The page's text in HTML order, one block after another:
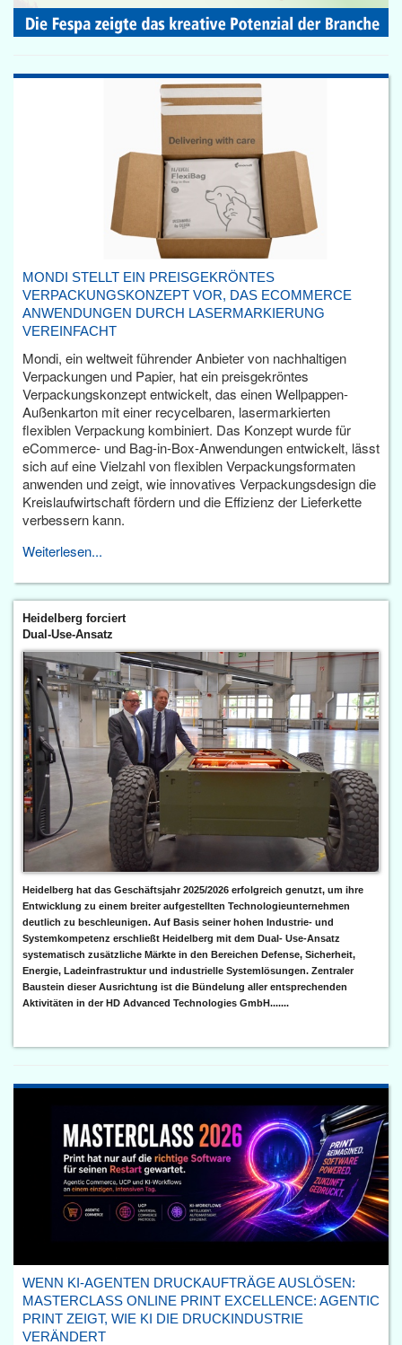
MONDI STELLT EIN PREISGEKRÖNTES
VERPACKUNGSKONZEPT VOR, DAS ECOMMERCE
ANWENDUNGEN DURCH LASERMARKIERUNG
VEREINFACHT
Mondi, ein weltweit führender Anbieter von nachhaltigen
Verpackungen und Papier, hat ein preisgekröntes
Verpackungskonzept entwickelt, das einen Wellpappen-
Außenkarton mit einer recycelbaren, lasermarkierten
flexiblen Verpackung kombiniert. Das Konzept wurde für
eCommerce- und Bag-in-Box-Anwendungen entwickelt, lässt
sich auf eine Vielzahl von flexiblen Verpackungsformaten
anwenden und zeigt, wie innovatives Verpackungsdesign die
Kreislaufwirtschaft fördern und die Effizienz der Lieferkette
verbessern kann.
Weiterlesen...
Heidelberg forciert
Dual-Use-Ansatz
Heidelberg hat das Geschäftsjahr 2025/2026 erfolgreich genutzt, um ihre
Entwicklung zu einem breiter aufgestellten Technologieunternehmen
deutlich zu beschleunigen. Auf Basis seiner hohen Industrie- und
Systemkompetenz erschließt Heidelberg mit dem Dual- Use-Ansatz
systematisch zusätzliche Märkte in den Bereichen Defense, Sicherheit,
Energie, Ladeinfrastruktur und industrielle Systemlösungen. Zentraler
Baustein dieser Ausrichtung ist die Bündelung aller entsprechenden
Aktivitäten in der HD Advanced Technologies GmbH.......
WENN KI-AGENTEN DRUCKAUFTRÄGE AUSLÖSEN:
MASTERCLASS ONLINE PRINT EXCELLENCE: AGENTIC
PRINT ZEIGT, WIE KI DIE DRUCKINDUSTRIE
VERÄNDERT